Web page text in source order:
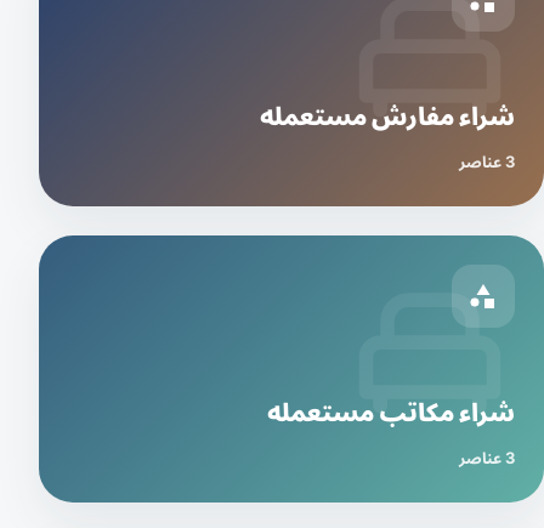
شراء مفارش مستعمله
3 عناصر
شراء مكاتب مستعمله
3 عناصر